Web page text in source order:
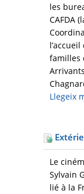
les
CAFDA
l’accueil
familles
Llegeix
Le
Sylvain
lié à la